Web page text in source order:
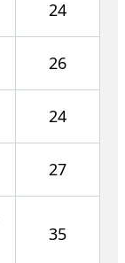
24
26
24
27
35